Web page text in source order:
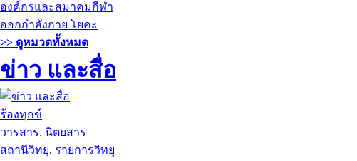
องค์กรและสมาคมกีฬา
ออกกำลังกาย โยคะ
>> ดูหมวดทั้งหมด
ข่าว และสื่อ
ร้องทุกข์
วารสาร, นิตยสาร
สถานีวิทยุ, รายการวิทยุ